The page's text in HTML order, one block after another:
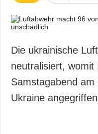
Die ukrainische
neutralisiert, womit
Samstagabend
Ukraine